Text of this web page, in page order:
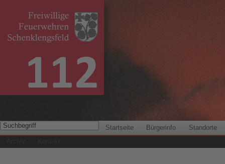
Startseite Bürgerinfo
Standorte